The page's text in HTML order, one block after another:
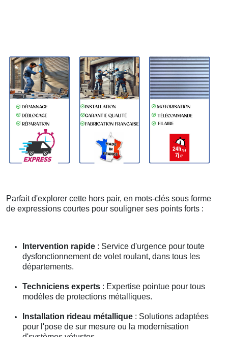
Parfait d'explorer cette hors pair, en mots-clés sous forme
de expressions courtes pour souligner ses points forts :
Intervention rapide : Service d'urgence pour toute
dysfonctionnement de volet roulant, dans tous les
départements.
Techniciens experts : Expertise pointue pour tous
modèles de protections métalliques.
Installation rideau métallique : Solutions adaptées
pour l'pose de sur mesure ou la modernisation